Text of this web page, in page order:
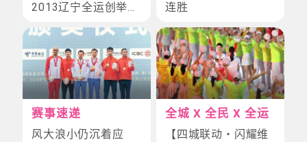
2013辽宁全运创举！
造开幕式史上奇迹
连胜
赛事速递
风大浪小仍沉着应
全城 X 全民 X 全运
【四城联动・闪耀维